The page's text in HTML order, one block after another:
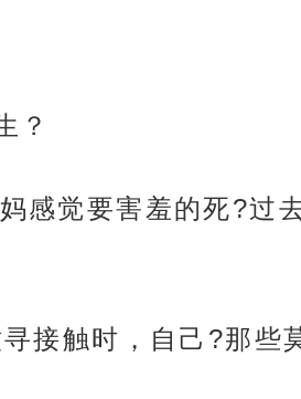
？
感觉要害羞的死?过
接触时，自己?那些